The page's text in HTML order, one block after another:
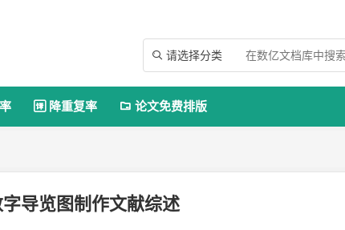
 请选择分类
 降重复率  论文免费排版
导览图制作文献综述